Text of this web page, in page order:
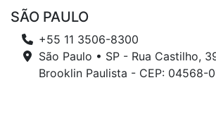
SÃO PAULO
+55 11 3506-8300
São Paulo • SP - Rua Castilho,
Brooklin Paulista - CEP: 04568-